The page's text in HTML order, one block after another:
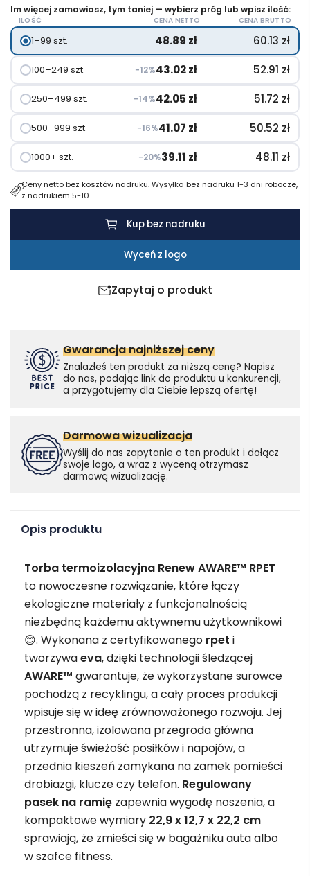
termoizolacyjna
Renew
AWARE™
RPET
Zapytaj o produkt
Im więcej zamawiasz, tym taniej — wybierz próg lub wpisz ilość:
ILOŚĆ CENA NETTO CENA BRUTTO
1–99 szt. 48.89 zł 60.13 zł
100–249 szt. −12%43.02zł 52.91 zł
250–499 szt. −14%42.05 zł 51.72 zł
500–999 szt. −16%41.07 zł 50.52 zł
1000+ szt. −20%39.11 zł 48.11 zł
Ceny netto bez kosztów nadruku. Wysyłka bez nadruku 1-3 dni robocze,
z nadrukiem 5-10.
Kup bez nadruku
Wyceń z logo
Gwarancja najniższej ceny
Znalazłeś ten produkt za niższą cenę? Napisz
do nas, podając link do produktu u konkurencji,
a przygotujemy dla Ciebie lepszą ofertę!
Darmowa wizualizacja
Wyślij do nas zapytanie o ten produkt i dołącz
swoje logo, a wraz z wyceną otrzymasz
darmową wizualizację.
Opis produktu
Torba termoizolacyjna Renew AWARE™ RPET
to nowoczesne rozwiązanie, które łączy
ekologiczne materiały z funkcjonalnością
niezbędną każdemu aktywnemu użytkownikowi
😊. Wykonana z certyfikowanego rpet i
tworzywaeva, dzięki technologii śledzącej
AWARE™ gwarantuje, że wykorzystane surowce
pochodzą z recyklingu, a cały proces produkcji
wpisuje się w ideę zrównoważonego rozwoju. Jej
przestronna, izolowana przegroda główna
utrzymuje świeżość posiłków i napojów, a
przednia kieszeń zamykana na zamek pomieści
drobiazgi, klucze czy telefon. Regulowany
pasek na ramię zapewnia wygodę noszenia, a
kompaktowe wymiary 22,9 x 12,7 x 22,2 cm
sprawiają, że zmieści się w bagażniku auta albo
w szafce fitness.